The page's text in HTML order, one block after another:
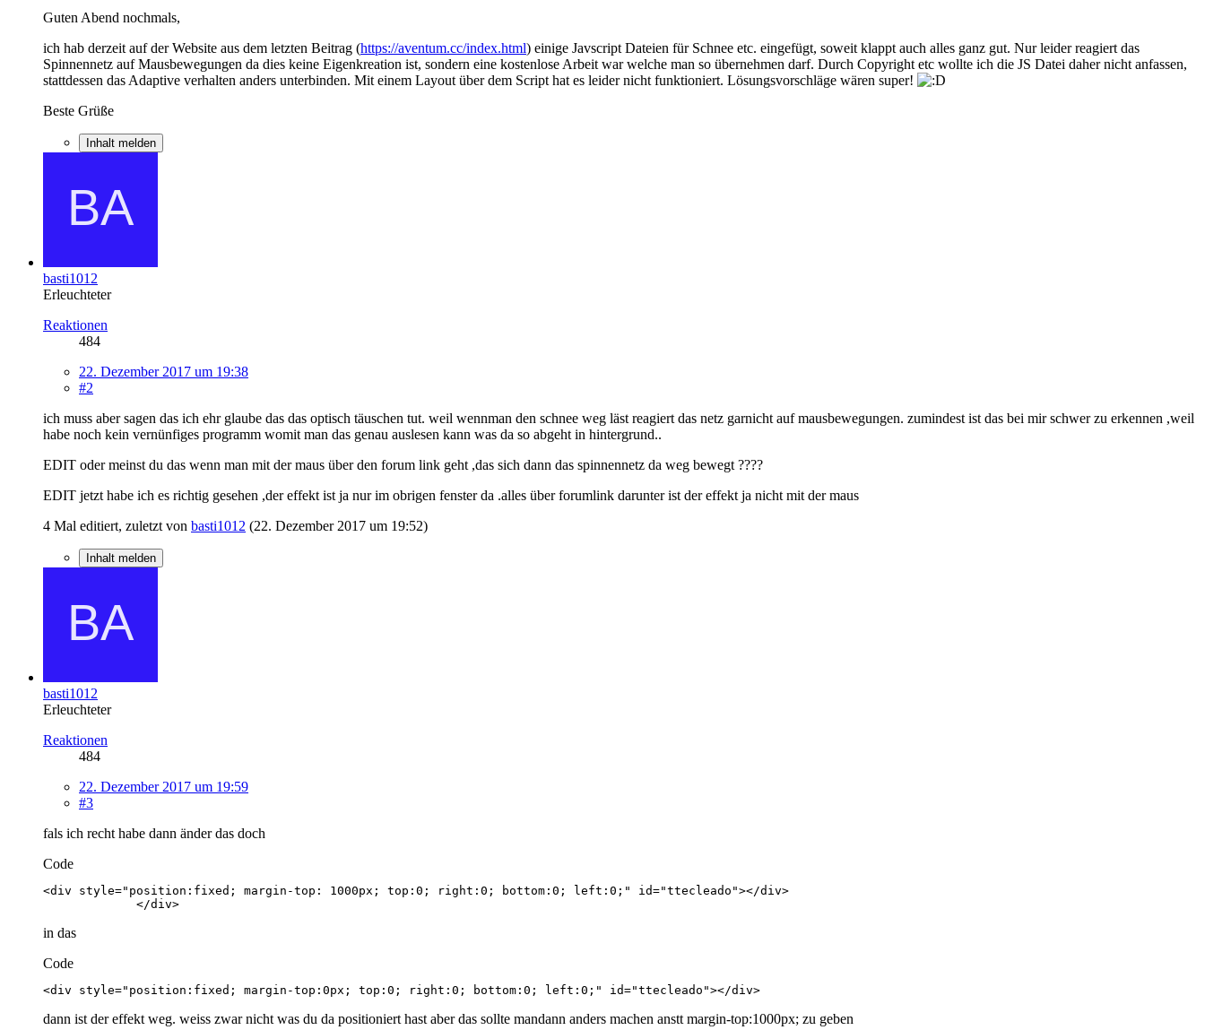
Guten Abend nochmals,
ich hab derzeit auf der Website aus dem letzten Beitrag (https://aventum.cc/index.html) einige Javscript Dateien für Schnee etc. eingefügt, soweit klappt auch alles ganz gut. Nur leider reagiert das
Spinnennetz auf Mausbewegungen da dies keine Eigenkreation ist, sondern eine kostenlose Arbeit war welche man so übernehmen darf. Durch Copyright etc wollte ich die JS Datei daher nicht anfassen,
stattdessen das Adaptive verhalten anders unterbinden. Mit einem Layout über dem Script hat es leider nicht funktioniert. Lösungsvorschläge wären super!
Beste Grüße
Inhalt melden
basti1012
Erleuchteter
Reaktionen
484
22. Dezember 2017 um 19:38
#2
ich muss aber sagen das ich ehr glaube das das optisch täuschen tut. weil wennman den schnee weg läst reagiert das netz garnicht auf mausbewegungen. zumindest ist das bei mir schwer zu erkennen ,weil
habe noch kein vernünfiges programm womit man das genau auslesen kann was da so abgeht in hintergrund..
EDIT oder meinst du das wenn man mit der maus über den forum link geht ,das sich dann das spinnennetz da weg bewegt ????
EDIT jetzt habe ich es richtig gesehen ,der effekt ist ja nur im obrigen fenster da .alles über forumlink darunter ist der effekt ja nicht mit der maus
4 Mal editiert, zuletzt von basti1012 (22. Dezember 2017 um 19:52)
Inhalt melden
basti1012
Erleuchteter
Reaktionen
484
22. Dezember 2017 um 19:59
#3
fals ich recht habe dann änder das doch
Code
             </div>
in das
Code
<div style="position:fixed; margin-top:0px; top:0; right:0; bottom:0; left:0;" id="ttecleado"></div>
dann ist der effekt weg. weiss zwar nicht was du da positioniert hast aber das sollte mandann anders machen anstt margin-top:1000px; zu geben